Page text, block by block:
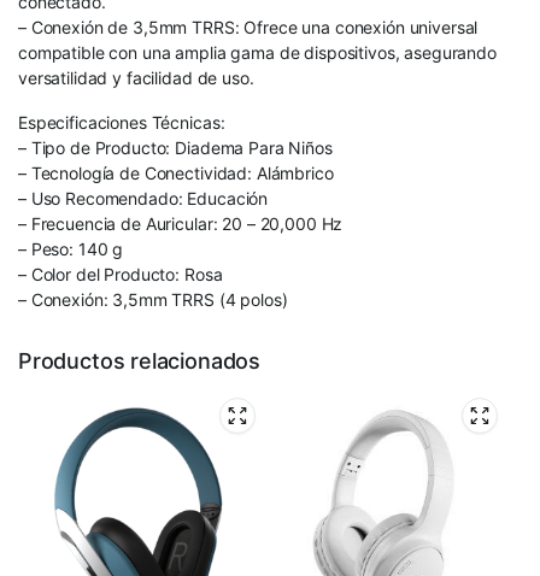
– Conexión de 3,5mm TRRS: Ofrece una conexión universal
compatible con una amplia gama de dispositivos, asegurando
versatilidad y facilidad de uso.
Especificaciones Técnicas:
– Tipo de Producto: Diadema Para Niños
– Tecnología de Conectividad: Alámbrico
– Uso Recomendado: Educación
– Frecuencia de Auricular: 20 – 20,000 Hz
– Peso: 140 g
– Color del Producto: Rosa
– Conexión: 3,5mm TRRS (4 polos)
Productos relacionados